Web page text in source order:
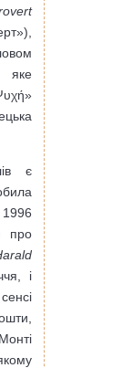
яке
є
1996
про
і